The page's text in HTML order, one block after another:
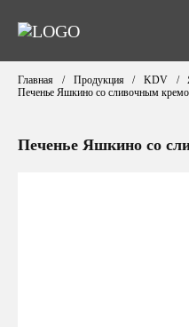
Главная Продукция KDV
Печенье Яшкино со сливочным
Печенье Яшкино со